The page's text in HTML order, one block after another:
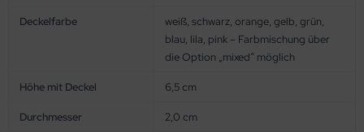
Deckelfarbe
weiß, schwarz, orange, gelb, grün,
blau, lila, pink – Farbmischung über
die Option „mixed“ möglich
Höhe mit Deckel 6,5 cm
Durchmesser 2,0 cm